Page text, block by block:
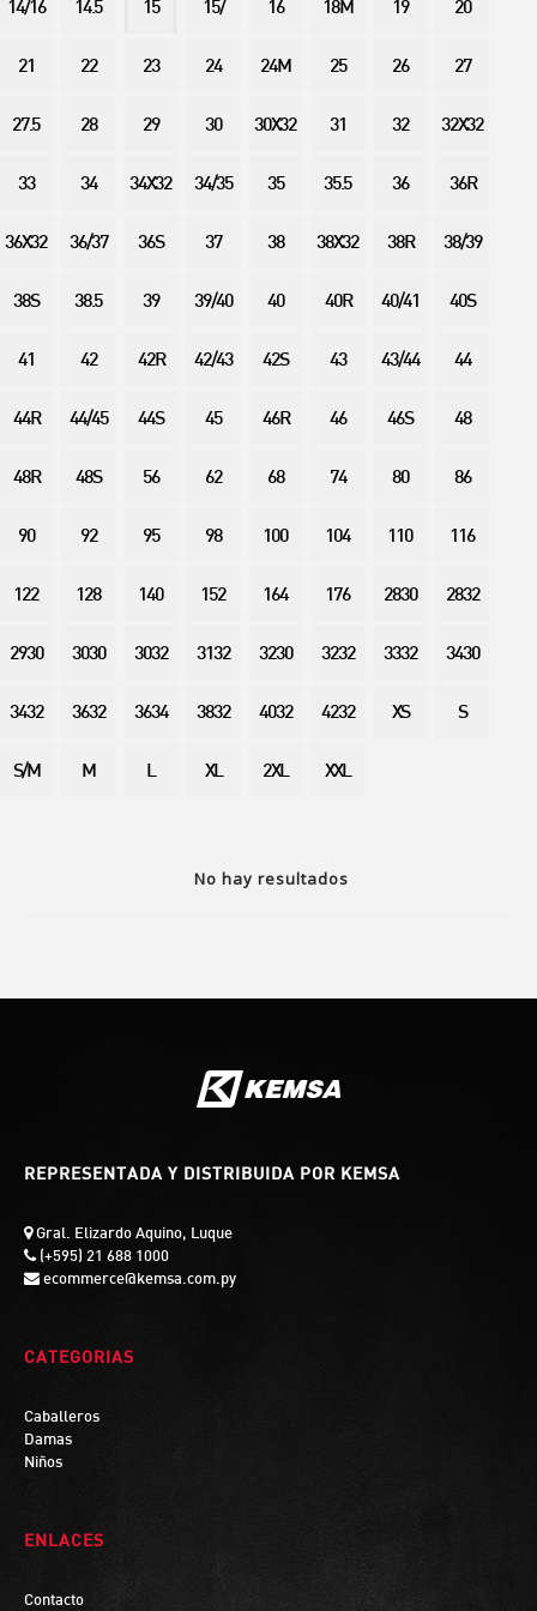
No hay resultados
14/16 14.5 15 15/ 16 18M 19 20
21 22 23 24 24M 25 26 27
27.5 28 29 30 30X32 31 32 32X32
33 34 34X32 34/35 35 35.5 36 36R
36X32 36/37 36S 37 38 38X32 38R 38/39
38S 38.5 39 39/40 40 40R 40/41 40S
41 42 42R 42/43 42S 43 43/44 44
44R 44/45 44S 45 46R 46 46S 48
48R 48S 56 62 68 74 80 86
90 92 95 98 100 104 110 116
122 128 140 152 164 176 2830 2832
2930 3030 3032 3132 3230 3232 3332 3430
3432 3632 3634 3832 4032 4232 XS S
S/M M L XL 2XL XXL
REPRESENTADA Y DISTRIBUIDA POR KEMSA
Gral. Elizardo Aquino, Luque
(+595) 21 688 1000
ecommerce@kemsa.com.py
CATEGORIAS
Caballeros
Damas
Niños
ENLACES
Contacto